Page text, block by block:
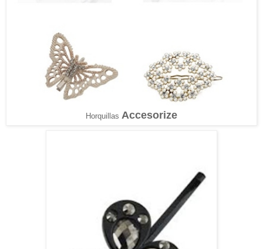
Horquillas Accesorize